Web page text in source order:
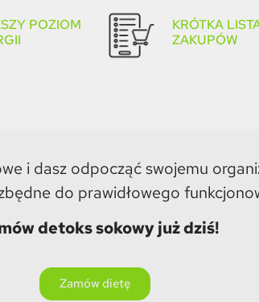
POZIOM
KRÓTKA
ZAKUPÓW
i dasz odpocząć swojemu
do prawidłowego
detoks sokowy już dziś!
Zamów dietę